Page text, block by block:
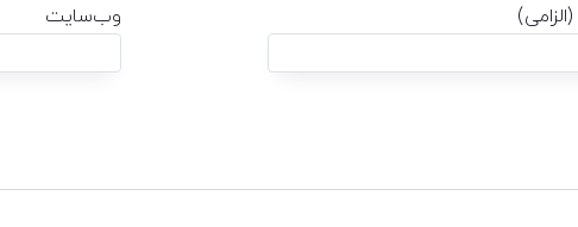
وب‌سایت